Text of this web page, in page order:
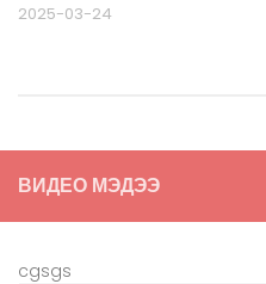
2025-03-24
ВИДЕО МЭДЭЭ
cgsgs